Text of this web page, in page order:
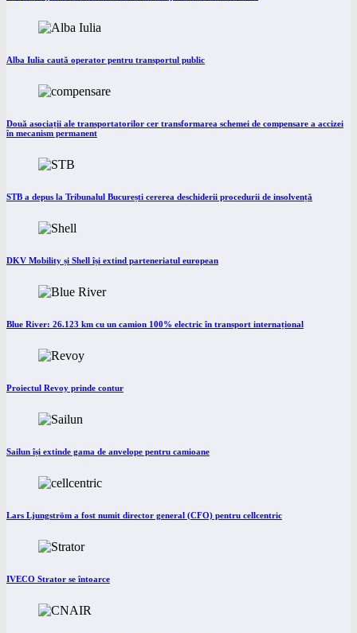
Alba Iulia caută operator pentru transportul public
Două asociații ale transportatorilor cer transformarea schemei de compensare a accizei
în mecanism permanent
STB a depus la Tribunalul București cererea deschiderii procedurii de insolvență
DKV Mobility și Shell își extind parteneriatul european
Blue River: 26.123 km cu un camion 100% electric în transport internațional
Proiectul Revoy prinde contur
Sailun își extinde gama de anvelope pentru camioane
Lars Ljungström a fost numit director general (CFO) pentru cellcentric
IVECO Strator se întoarce